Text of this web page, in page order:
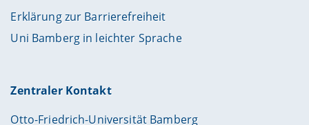
Erklärung zur Barrierefreiheit
Uni Bamberg in leichter Sprache
Zentraler Kontakt
Otto-Friedrich-Universität Bamberg